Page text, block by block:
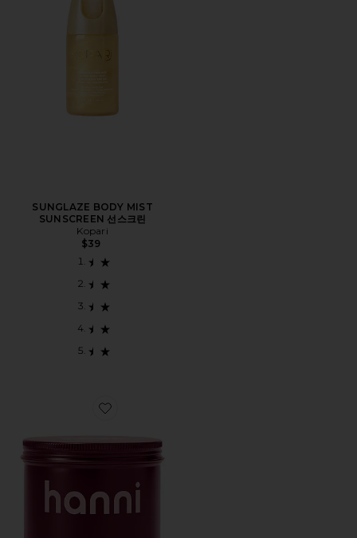
SUNGLAZE BODY MIST
SUNSCREEN 선스크린
Kopari
$39
Favorite SPLASH SALVE IN-SHOWER MOISTURIZING